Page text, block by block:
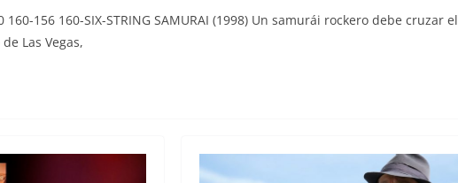
156 160-SIX-STRING SAMURAI (1998) Un samurái rockero debe cruzar el
Las Vegas,